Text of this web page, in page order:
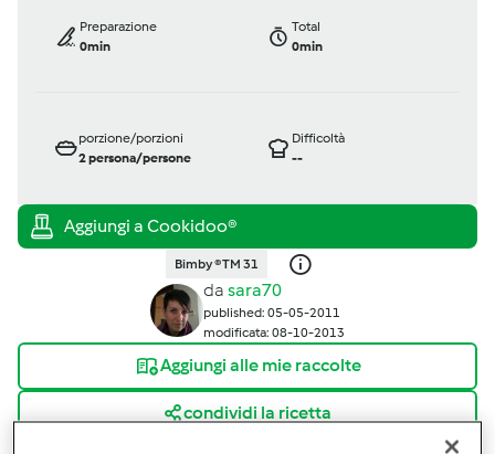
Preparazione
0min
Total
0min
porzione/porzioni
2persona/persone
Difficoltà
--
Bimby ® TM 31
da sara70
published: 05-05-2011
modificata: 08-10-2013
Aggiungi alle mie raccolte
condividi la ricetta